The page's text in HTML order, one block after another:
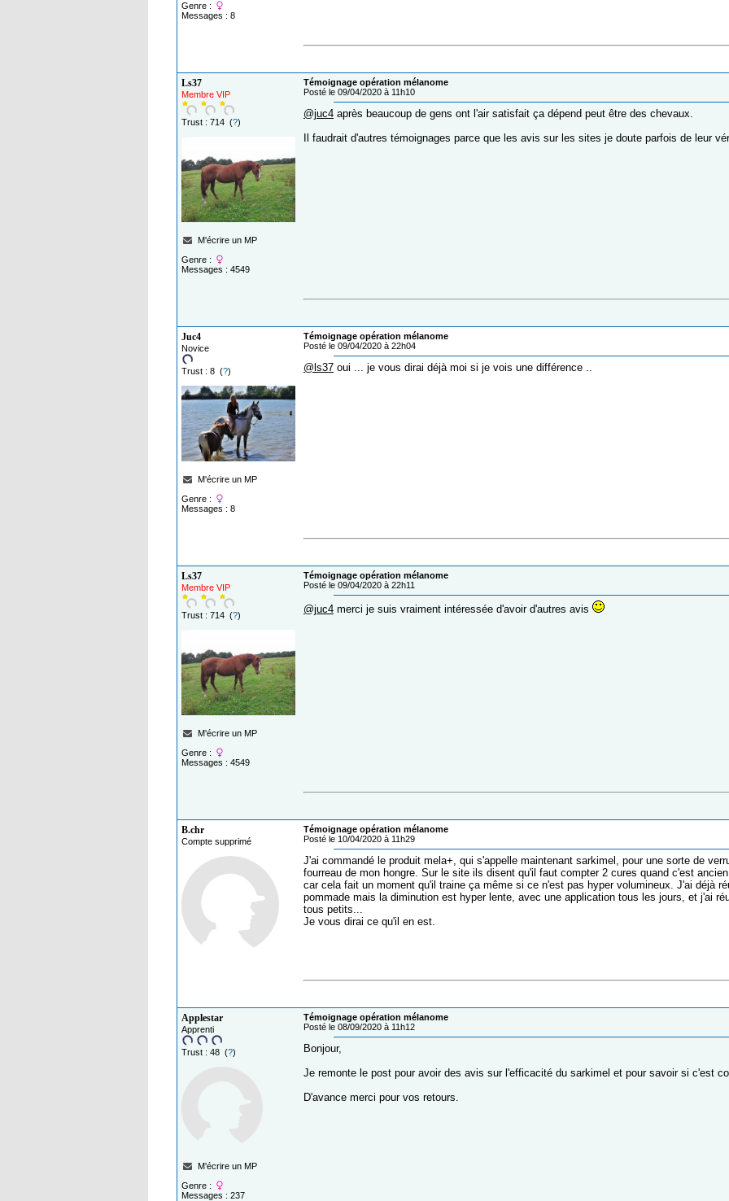
Genre :
Messages : 8
Ls37
Membre VIP
Trust : 714 (?)
M'écrire un MP
Genre :
Messages : 4549
Témoignage opération mélanome
Posté le 09/04/2020 à 11h10
@juc4 après beaucoup de gens ont l'air satisfait ça dépend peut être des chevaux.
Il faudrait d'autres témoignages parce que les avis sur les sites je doute parfois de leur
Juc4
Novice
Trust : 8 (?)
M'écrire un MP
Genre :
Messages : 8
Témoignage opération mélanome
Posté le 09/04/2020 à 22h04
@ls37 oui ... je vous dirai déjà moi si je vois une différence ..
Ls37
Membre VIP
Trust : 714 (?)
M'écrire un MP
Genre :
Messages : 4549
Témoignage opération mélanome
Posté le 09/04/2020 à 22h11
@juc4 merci je suis vraiment intéressée d'avoir d'autres avis
B.chr
Compte supprimé
Témoignage opération mélanome
Posté le 10/04/2020 à 11h29
J'ai commandé le produit mela+, qui s'appelle maintenant sarkimel, pour une sorte de
fourreau de mon hongre. Sur le site ils disent qu'il faut compter 2 cures quand c'est
car cela fait un moment qu'il traine ça même si ce n'est pas hyper volumineux. J'ai déjà
pommade mais la diminution est hyper lente, avec une application tous les jours, et j'ai
tous petits...
Je vous dirai ce qu'il en est.
Applestar
Apprenti
Trust : 48 (?)
M'écrire un MP
Genre :
Messages : 237
Témoignage opération mélanome
Posté le 08/09/2020 à 11h12
Bonjour,
Je remonte le post pour avoir des avis sur l'efficacité du sarkimel et pour savoir si c'est
D'avance merci pour vos retours.